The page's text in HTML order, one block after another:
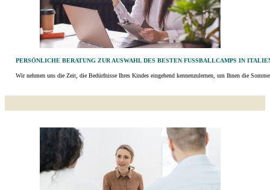
PERSÖNLICHE BERATUNG ZUR AUSWAHL DES BESTEN FUSSBALLCAMPS IN ITALIEN
Wir nehmen uns die Zeit, die Bedürfnisse Ihres Kindes eingehend kennenzulernen, um Ihnen die